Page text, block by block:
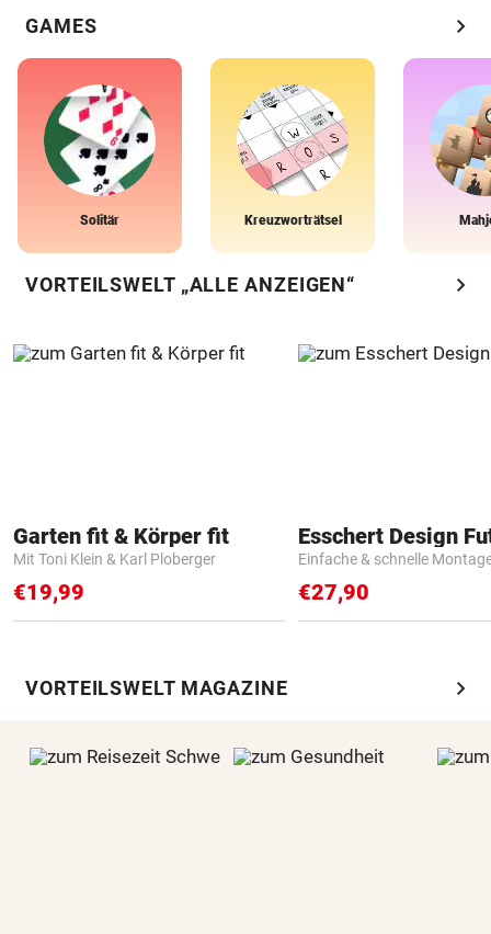
GAMES chevron_right
Solitär Kreuzworträtsel
VORTEILSWELT „ALLE ANZEIGEN“ chevron_right
Garten fit & Körper fit
Mit Toni Klein & Karl Ploberger
€19,99
Einfache & schnelle
€27,90
VORTEILSWELT MAGAZINE chevron_right